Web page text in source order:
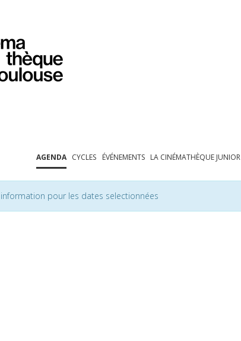
AGENDA CYCLES ÉVÉNEMENTS LA CINÉMATHÈQUE JUNIOR
pour les dates selectionnées